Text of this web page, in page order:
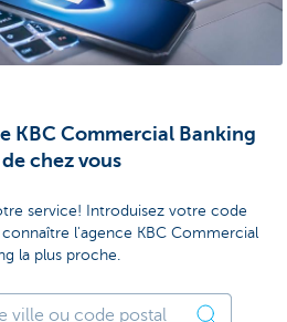
KBC Commercial Banking
chez vous
service! Introduisez votre code
l'agence KBC Commercial
la plus proche.